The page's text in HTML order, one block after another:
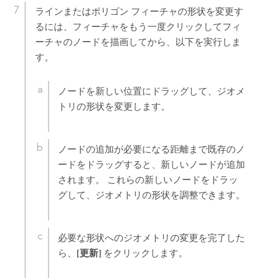
ラインまたはポリゴン フィーチャの形状を変更す
るには、フィーチャをもう一度クリックしてフィ
ーチャのノードを描画してから、以下を実行しま
す。
ノードを新しい位置にドラッグして、ジオメ
トリの形状を変更します。
ノードの追加が必要になる距離まで既存のノ
ードをドラッグすると、新しいノードが追加
されます。 これらの新しいノードをドラッ
グして、ジオメトリの形状を調整できます。
必要な形状へのジオメトリの変更を完了した
ら、 [更新] をクリックします。